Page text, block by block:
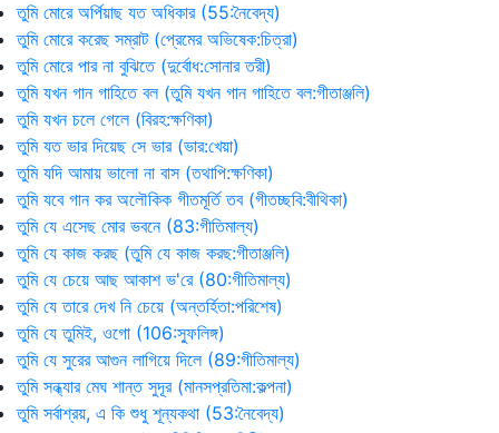
তুমি মোরে অর্পিয়াছ যত অধিকার (55:নৈবেদ্য)
তুমি মোরে করেছ সম্রাট (প্রেমের অভিষেক:চিত্রা)
তুমি মোরে পার না বুঝিতে (দুর্বোধ:সোনার তরী)
তুমি যখন গান গাহিতে বল (তুমি যখন গান গাহিতে বল:গীতাঞ্জলি)
তুমি যখন চলে গেলে (বিরহ:ক্ষণিকা)
তুমি যত ভার দিয়েছ সে ভার (ভার:খেয়া)
তুমি যদি আমায় ভালো না বাস (তথাপি:ক্ষণিকা)
তুমি যবে গান কর অলৌকিক গীতমূর্তি তব (গীতচ্ছবি:বীথিকা)
তুমি যে এসেছ মোর ভবনে (83:গীতিমাল্য)
তুমি যে কাজ করছ (তুমি যে কাজ করছ:গীতাঞ্জলি)
তুমি যে চেয়ে আছ আকাশ ভ'রে (80:গীতিমাল্য)
তুমি যে তারে দেখ নি চেয়ে (অন্তর্হিতা:পরিশেষ)
তুমি যে তুমিই, ওগো (106:স্ফুলিঙ্গ)
তুমি যে সুরের আগুন লাগিয়ে দিলে (89:গীতিমাল্য)
তুমি সন্ধ্যার মেঘ শান্ত সুদূর (মানসপ্রতিমা:কল্পনা)
তুমি সর্বাশ্রয়, এ কি শুধু শূন্যকথা (53:নৈবেদ্য)